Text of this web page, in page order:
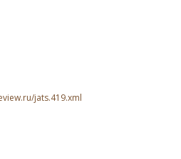
jats.419.xml